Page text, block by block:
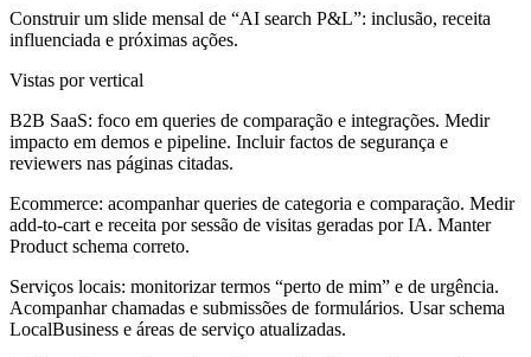
Construir um slide mensal de “AI search P&L”: inclusão, receita
influenciada e próximas ações.
Vistas por vertical
B2B SaaS: foco em queries de comparação e integrações. Medir
impacto em demos e pipeline. Incluir factos de segurança e
reviewers nas páginas citadas.
Ecommerce: acompanhar queries de categoria e comparação. Medir
add-to-cart e receita por sessão de visitas geradas por IA. Manter
Product schema correto.
Serviços locais: monitorizar termos “perto de mim” e de urgência.
Acompanhar chamadas e submissões de formulários. Usar schema
LocalBusiness e áreas de serviço atualizadas.